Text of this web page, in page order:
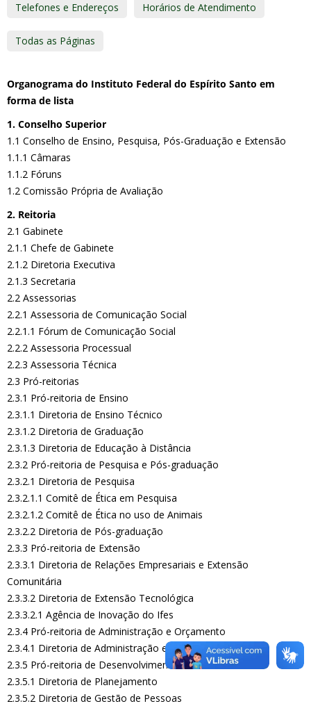
Telefones e Endereços Horários de Atendimento
Todas as Páginas
Organograma do Instituto Federal do Espírito Santo em
forma de lista
1. Conselho Superior
1.1 Conselho de Ensino, Pesquisa, Pós-Graduação e Extensão
1.1.1 Câmaras
1.1.2 Fóruns
1.2 Comissão Própria de Avaliação
2. Reitoria
2.1 Gabinete
2.1.1 Chefe de Gabinete
2.1.2 Diretoria Executiva
2.1.3 Secretaria
2.2 Assessorias
2.2.1 Assessoria de Comunicação Social
2.2.1.1 Fórum de Comunicação Social
2.2.2 Assessoria Processual
2.2.3 Assessoria Técnica
2.3 Pró-reitorias
2.3.1 Pró-reitoria de Ensino
2.3.1.1 Diretoria de Ensino Técnico
2.3.1.2 Diretoria de Graduação
2.3.1.3 Diretoria de Educação à Distância
2.3.2 Pró-reitoria de Pesquisa e Pós-graduação
2.3.2.1 Diretoria de Pesquisa
2.3.2.1.1 Comitê de Ética em Pesquisa
2.3.2.1.2 Comitê de Ética no uso de Animais
2.3.2.2 Diretoria de Pós-graduação
2.3.3 Pró-reitoria de Extensão
2.3.3.1 Diretoria de Relações Empresariais e Extensão
Comunitária
2.3.3.2 Diretoria de Extensão Tecnológica
2.3.3.2.1 Agência de Inovação do Ifes
2.3.4 Pró-reitoria de Administração e Orçamento
2.3.4.1 Diretoria de Administração e Orçamento
2.3.5 Pró-reitoria de Desenvolvimento Institucional
2.3.5.1 Diretoria de Planejamento
2.3.5.2 Diretoria de Gestão de Pessoas